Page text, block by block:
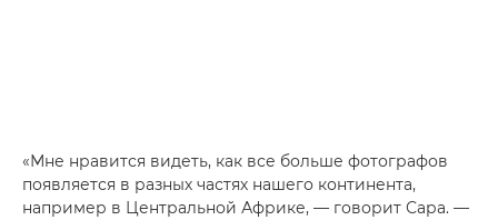
«Мне нравится видеть, как все больше фотографов
появляется в разных частях нашего континента,
например в Центральной Африке, — говорит Сара. —